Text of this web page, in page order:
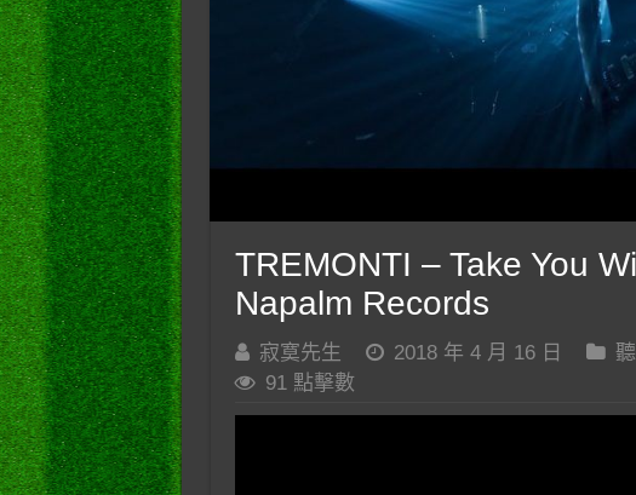
TREMONTI – Take You
Napalm Records
寂寞先生 2018 年 4 月 16 日
91 點擊數